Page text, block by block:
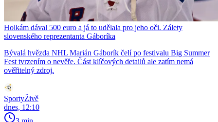
Holkám dával 500 euro a já to udělala pro jeho oči. Zálety
slovenského reprezentanta Gáboríka
Bývalá hvězda NHL Marián Gáborík čelí po festivalu Big Summer
Fest tvrzením o nevěře. Část klíčových detailů ale zatím nemá
ověřitelný zdroj.
SportyŽivě
dnes, 12:10